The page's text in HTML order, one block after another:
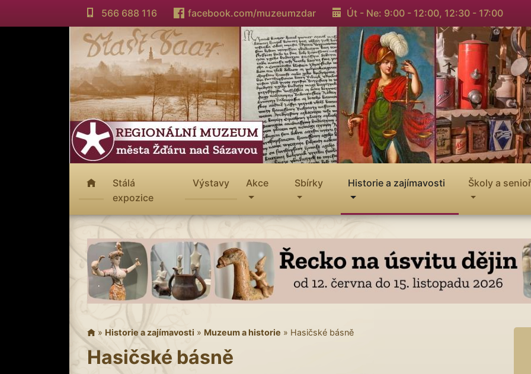
566 688 116 facebook.com/muzeumzdar Út - Ne: 9:00 - 12:00, 12:30 - 17:00
Stálá
expozice
Výstavy Akce Sbírky Historie a zajímavosti Školy a
» Historie a zajímavosti » Muzeum a historie » Hasičské básně
Hasičské básně